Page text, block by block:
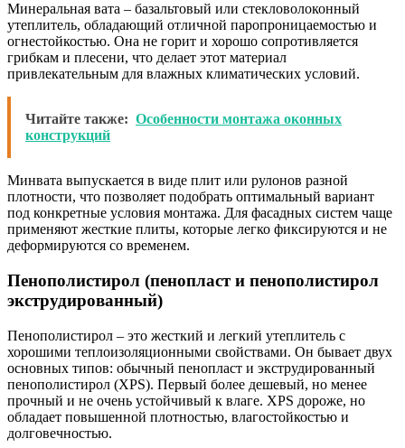
Минеральная вата – базальтовый или стекловолоконный
утеплитель, обладающий отличной паропроницаемостью и
огнестойкостью. Она не горит и хорошо сопротивляется
грибкам и плесени, что делает этот материал
привлекательным для влажных климатических условий.
Читайте также: Особенности монтажа оконных
конструкций
Минвата выпускается в виде плит или рулонов разной
плотности, что позволяет подобрать оптимальный вариант
под конкретные условия монтажа. Для фасадных систем чаще
применяют жесткие плиты, которые легко фиксируются и не
деформируются со временем.
Пенополистирол (пенопласт и пенополистирол
экструдированный)
Пенополистирол – это жесткий и легкий утеплитель с
хорошими теплоизоляционными свойствами. Он бывает двух
основных типов: обычный пенопласт и экструдированный
пенополистирол (XPS). Первый более дешевый, но менее
прочный и не очень устойчивый к влаге. XPS дороже, но
обладает повышенной плотностью, влагостойкостью и
долговечностью.